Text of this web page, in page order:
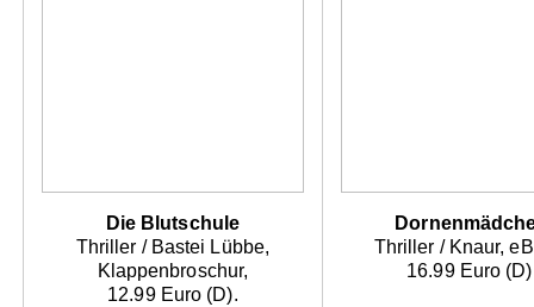
Die Blutschule
Thriller / Bastei Lübbe,
Klappenbroschur,
12.99 Euro (D).
Thriller / Knaur,
16.99 Euro